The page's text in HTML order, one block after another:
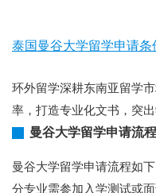
泰国曼谷大学留学申请条
环外留学深耕东南亚留学
率，打造专业化文书，突出
曼谷大学留学申请流程
曼谷大学留学申请流程如
分专业需参加入学测试或